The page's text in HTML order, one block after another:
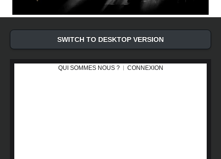
SWITCH TO DESKTOP VERSION
QUI SOMMES NOUS ? CONNEXION